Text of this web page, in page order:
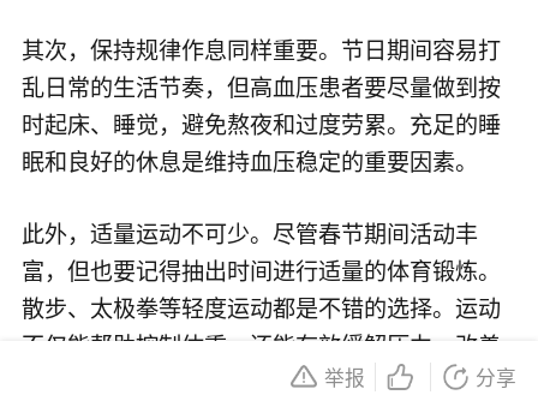
其次，保持规律作息同样重要。节日期间容易打
乱日常的生活节奏，但高血压患者要尽量做到按
时起床、睡觉，避免熬夜和过度劳累。充足的睡
眠和良好的休息是维持血压稳定的重要因素。
此外，适量运动不可少。尽管春节期间活动丰
富，但也要记得抽出时间进行适量的体育锻炼。
散步、太极拳等轻度运动都是不错的选择。运动
不仅能帮助控制体重，还能有效缓解压力，改善
举报 分享